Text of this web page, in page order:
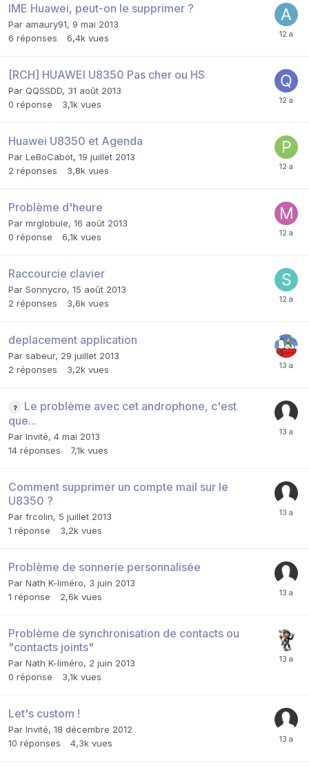
IME Huawei, peut-on le supprimer ?
Par amaury91, 9 mai 2013
6 réponses 6,4k vues
[RCH] HUAWEI U8350 Pas cher ou HS
Par QQSSDD, 31 août 2013
0 réponse 3,1k vues
Huawei U8350 et Agenda
Par LeBoCabot, 19 juillet 2013
2 réponses 3,8k vues
Problème d'heure
Par mrglobule, 16 août 2013
0 réponse 6,1k vues
Raccourcie clavier
Par Sonnycro, 15 août 2013
2 réponses 3,6k vues
deplacement application
Par sabeur, 29 juillet 2013
2 réponses 3,2k vues
Le problème avec cet androphone, c'est
que...
Par Invité, 4 mai 2013
14 réponses 7,1k vues
Comment supprimer un compte mail sur le
U8350 ?
Par frcolin, 5 juillet 2013
1 réponse 3,2k vues
Problème de sonnerie personnalisée
Par Nath K-liméro, 3 juin 2013
1 réponse 2,6k vues
Problème de synchronisation de contacts ou
"contacts joints"
Par Nath K-liméro, 2 juin 2013
0 réponse 3,1k vues
Let's custom !
Par Invité, 18 décembre 2012
10 réponses 4,3k vues